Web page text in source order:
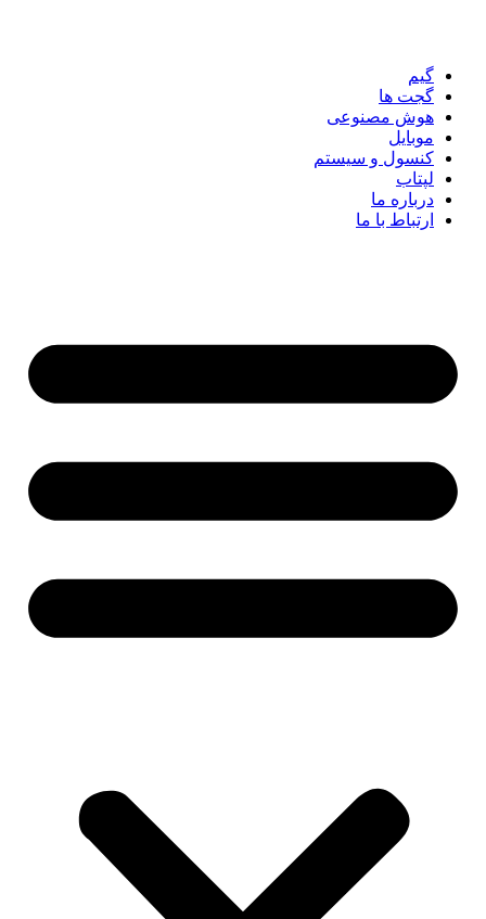
گیم
گجت ها
هوش مصنوعی
موبایل
کنسول و سیستم
لپتاب
درباره ما
ارتباط با ما